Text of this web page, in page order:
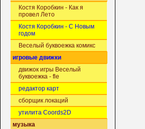
Костя Коробкин - Как я
провел Лето
Костя Коробкин - С Новым
годом
Веселый буквоежка комикс
игровые движки
движок игры Веселый
буквоежка - fle
редактор карт
сборщик локаций
утилита Coords2D
музыка